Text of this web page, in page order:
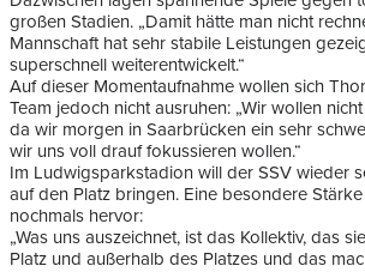
großen Stadien. „Damit hätte man nicht
Mannschaft hat sehr stabile Leistungen
superschnell weiterentwickelt.“
Auf dieser Momentaufnahme wollen sich
Team jedoch nicht ausruhen: „Wir wollen
da wir morgen in Saarbrücken ein sehr
wir uns voll drauf fokussieren wollen.“
Im Ludwigsparkstadion will der SSV wieder
auf den Platz bringen. Eine besondere
nochmals hervor:
„Was uns auszeichnet, ist das Kollektiv, das
Platz und außerhalb des Platzes und das